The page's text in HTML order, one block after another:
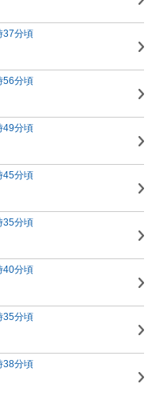
37分頃
56分頃
49分頃
45分頃
35分頃
40分頃
35分頃
38分頃